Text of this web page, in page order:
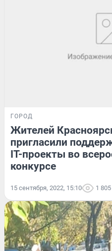
ГОРОД
Жителей
пригласили
IT-проекты во
конкурсе
15 сентября, 2022, 15:10 1 805